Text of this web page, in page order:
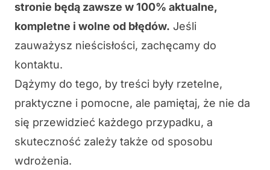
stronie będą zawsze w 100% aktualne,
kompletne i wolne od błędów. Jeśli
zauważysz nieścisłości, zachęcamy do
kontaktu.
Dążymy do tego, by treści były rzetelne,
praktyczne i pomocne, ale pamiętaj, że nie da
się przewidzieć każdego przypadku, a
skuteczność zależy także od sposobu
wdrożenia.